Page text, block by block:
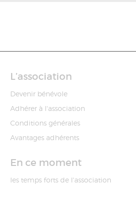
L’association
Devenir bénévole
Adhérer à l'association
Conditions générales
Avantages adhérents
En ce moment
les temps forts de l'association